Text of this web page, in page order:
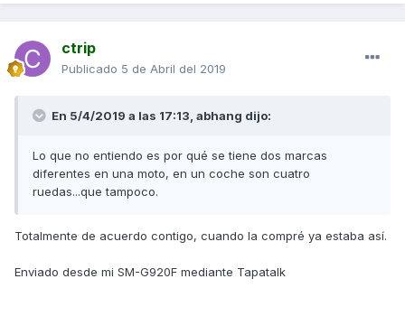
ctrip
Publicado 5 de Abril del 2019
En 5/4/2019 a las 17:13, abhang dijo:
Lo que no entiendo es por qué se tiene dos marcas
diferentes en una moto, en un coche son cuatro
ruedas...que tampoco.
Totalmente de acuerdo contigo, cuando la compré ya estaba así.
Enviado desde mi SM-G920F mediante Tapatalk